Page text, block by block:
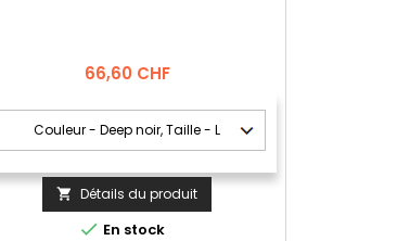
Prix
66,60 CHF
 Détails du produit
 En stock